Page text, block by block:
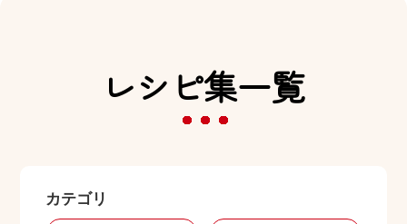
出店用地募集
レシピ集一覧
カテゴリ